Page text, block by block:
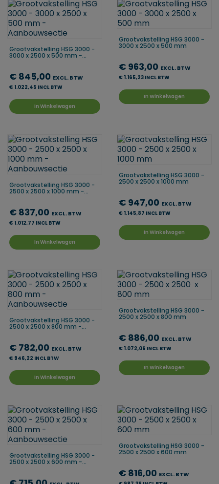
Grootvakstelling HSG 3000 -
3000 x 2500 x 500 mm -...
€ 845,00 EXCL. BTW
€ 1.022,45 INCL BTW
In Winkelwagen
Grootvakstelling HSG 3000 -
3000 x 2500 x 500 mm
€ 963,00 EXCL. BTW
€ 1.165,23 INCL BTW
In Winkelwagen
Grootvakstelling HSG 3000 -
2500 x 2500 x 1000 mm -...
€ 837,00 EXCL. BTW
€ 1.012,77 INCL BTW
In Winkelwagen
Grootvakstelling HSG 3000 -
2500 x 2500 x 1000 mm
€ 947,00 EXCL. BTW
€ 1.145,87 INCL BTW
In Winkelwagen
Grootvakstelling HSG 3000 -
2500 x 2500 x 800 mm -...
€ 782,00 EXCL. BTW
€ 946,22 INCL BTW
In Winkelwagen
Grootvakstelling HSG 3000 -
2500 x 2500 x 800 mm
€ 886,00 EXCL. BTW
€ 1.072,06 INCL BTW
In Winkelwagen
Grootvakstelling HSG 3000 -
2500 x 2500 x 600 mm -...
Grootvakstelling HSG 3000 -
2500 x 2500 x 600 mm
€ 816,00 EXCL. BTW